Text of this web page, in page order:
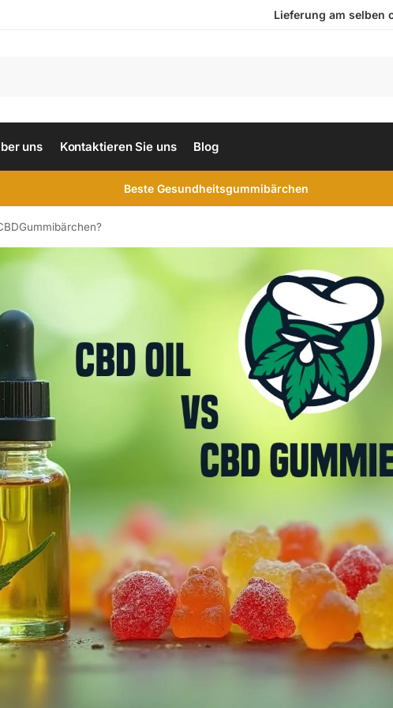
Lieferung am
uns Kontaktieren Sie uns Blog
Beste Gesundheitsgummibärchen